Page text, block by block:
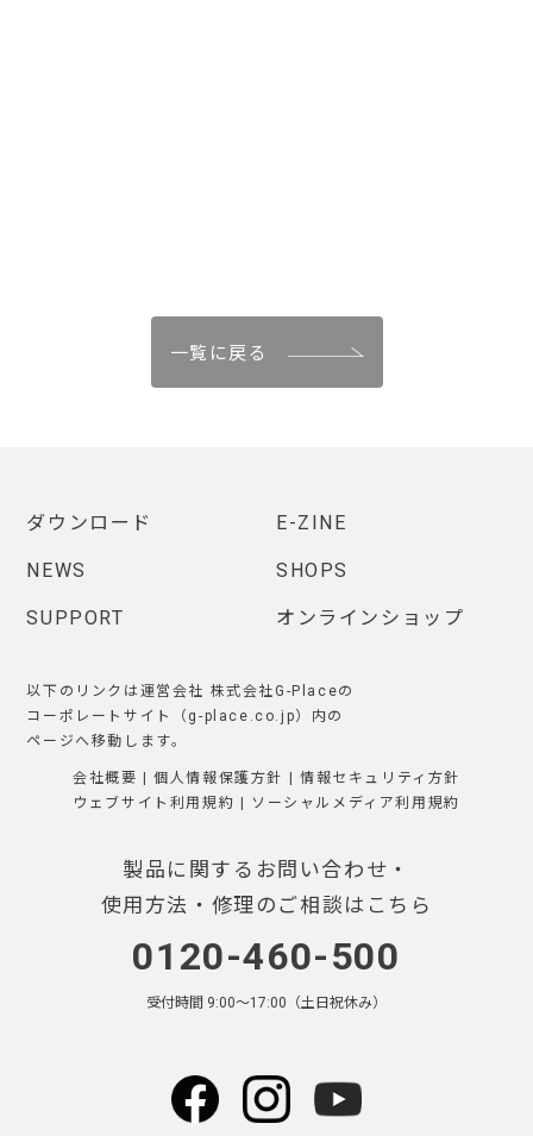
一覧に戻る
ダウンロード E-ZINE
NEWS SHOPS
SUPPORT オンラインショップ
以下のリンクは運営会社 株式会社G-Placeの
コーポレートサイト（g-place.co.jp）内の
ページへ移動します。
会社概要 |個人情報保護方針
情報セキュリティ方針
ウェブサイト利用規約
ソーシャルメディア利用規約
製品に関するお問い合わせ・
使用方法・修理のご相談はこちら
0120-460-500
受付時間 9:00〜17:00（土日祝休み）